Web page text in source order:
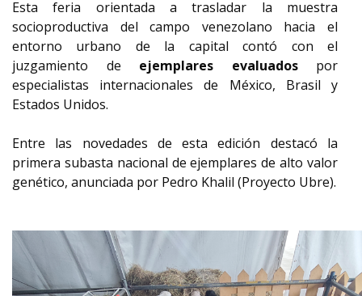
Esta feria orientada a trasladar la muestra
socioproductiva del campo venezolano hacia el
entorno urbano de la capitalcontó con el
juzgamiento de ejemplares evaluadospor
especialistas internacionales de México, Brasil y
Estados Unidos.
Entre las novedades de esta edición destacó la
primera subasta nacional de ejemplares de alto valor
genético, anunciada por Pedro Khalil (Proyecto Ubre).